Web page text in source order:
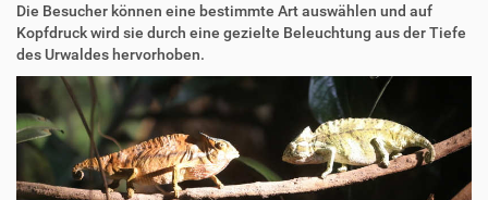
Die Besucher können eine bestimmte Art auswählen und auf
Kopfdruck wird sie durch eine gezielte Beleuchtung aus der Tiefe
des Urwaldes hervorhoben.